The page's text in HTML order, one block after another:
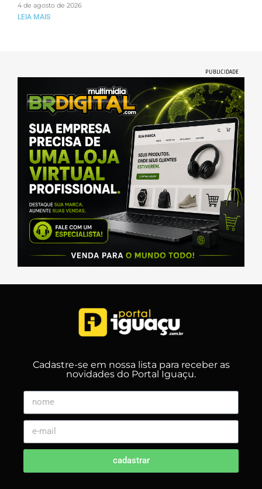
4 de agosto de 2026
LEIA MAIS
PUBLICIDADE
Cadastre-se em nossa lista para receber as
novidades do Portal Iguaçu.
cadastrar